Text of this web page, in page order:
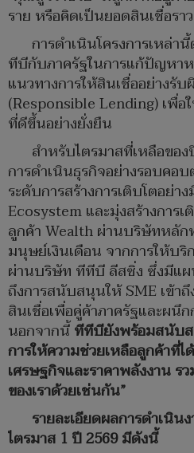
ราย หรือคิดเป็นยอดสินเชื่อรา
การดำเนินโครงการเหล่า
ทีบีกับภาครัฐในการแก้ปัญหา
แนวทางการให้สินเชื่ออย่างรั
(Responsible Lending) เพื่อ
ที่ดีขึ้นอย่างยั่งยืน
สำหรับไตรมาสที่เหลือขอ
การดำเนินธุรกิจอย่างรอบคอ
ระดับการสร้างการเติบโตอย่
Ecosystem และมุ่งสร้างการ
ลูกค้า Wealth ผ่านบริษัทหลั
มนุษย์เงินเดือน จากการให้บริ
ผ่านบริษัท ทีทีบี ลีสซิ่ง ซึ่งมีแ
ถึงการสนับสนุนให้ SME เข้า
สินเชื่อเพื่อคู่ค้าภาครัฐและผนึ
นอกจากนี้ทีทีบียังพร้อมสนับ
การให้ความช่วยเหลือลูกค้าที่
เศรษฐกิจและราคาพลังงาน
ของเราด้วยเช่นกัน”
รายละเอียดผลการดำเนิน
ไตรมาส 1 ปี 2569 มีดังนี้